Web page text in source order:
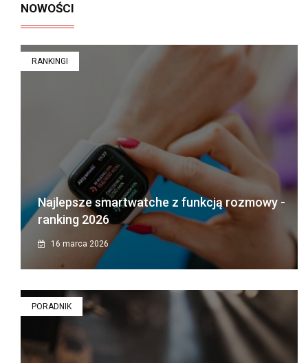
NOWOŚCI
RANKINGI
Najlepsze smartwatche z funkcją rozmowy -
ranking 2026
16 marca 2026
PORADNIK